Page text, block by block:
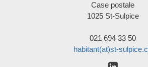
Case postale
1025 St-Sulpice
021 694 33 50
habitant(at)st-